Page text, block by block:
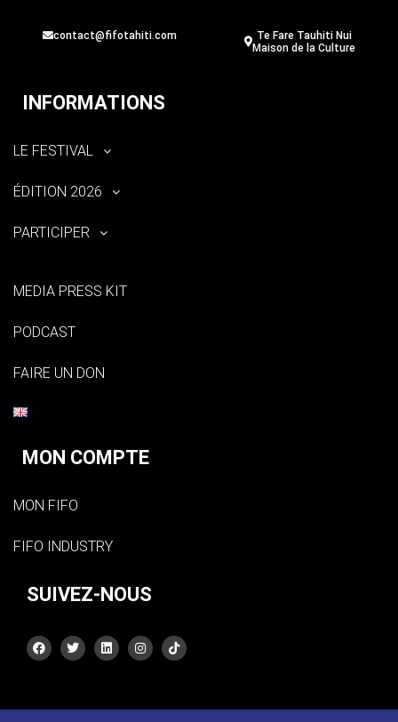
contact@fifotahiti.com
Te Fare Tauhiti Nui
Maison de la Culture
INFORMATIONS
LE FESTIVAL
ÉDITION 2026
PARTICIPER
MEDIA PRESS KIT
PODCAST
FAIRE UN DON
MON COMPTE
MON FIFO
FIFO INDUSTRY
SUIVEZ-NOUS